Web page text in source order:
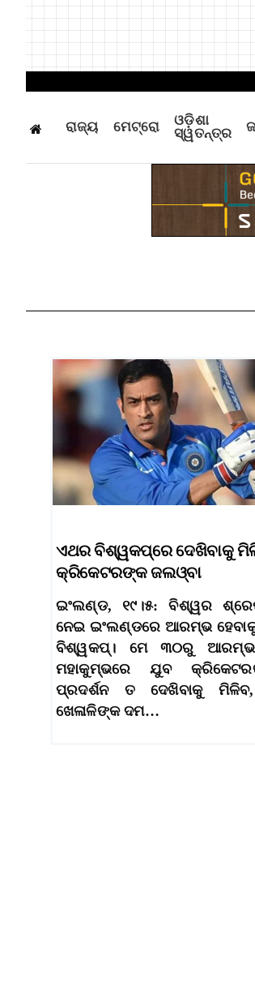
ରାଜ୍ୟ ମେଟ୍ରୋ
ଓଡ଼ିଶା
ସ୍ୱତନ୍ତ୍ର
ଏଥର ବିଶ୍ୱକପ୍‌ରେ ଦେଖିବାକୁ
କ୍ରିକେଟରଙ୍କ ଜଲଓ୍ବା
ଇଂଲଣ୍ଡ, ୧୯।୫: ବିଶ୍ୱର
ନେଇ ଇଂଲଣ୍ଡରେ ଆରମ୍ଭ
ବିଶ୍ୱକପ୍‌। ମେ ୩୦ରୁ ଆରମ୍ଭ
ମହାକୁମ୍ଭରେ ଯୁବ
ପ୍ରଦର୍ଶନ ତ ଦେଖିବାକୁ
ଖେଳାଳିଙ୍କ ଦମ…